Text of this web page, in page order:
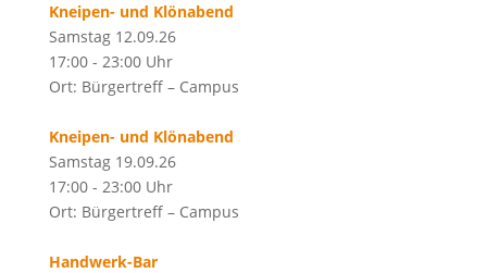
Kneipen- und Klönabend
Samstag 12.09.26
17:00 - 23:00 Uhr
Ort: Bürgertreff – Campus
Kneipen- und Klönabend
Samstag 19.09.26
17:00 - 23:00 Uhr
Ort: Bürgertreff – Campus
Handwerk-Bar